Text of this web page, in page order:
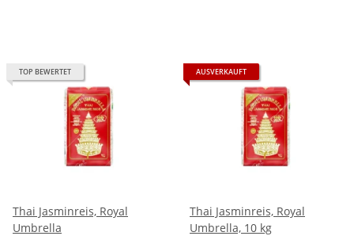
TOP BEWERTET
Thai Jasminreis, Royal
Umbrella
AUSVERKAUFT
Thai Jasminreis, Royal
Umbrella, 10 kg